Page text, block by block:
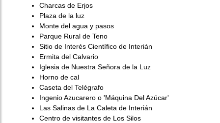
Charcas de Erjos
Plaza de la luz
Monte del agua y pasos
Parque Rural de Teno
Sitio de Interés Científico de Interián
Ermita del Calvario
Iglesia de Nuestra Señora de la Luz
Horno de cal
Caseta del Telégrafo
Ingenio Azucarero o 'Máquina Del Azúcar'
Las Salinas de La Caleta de Interián
Centro de visitantes de Los Silos